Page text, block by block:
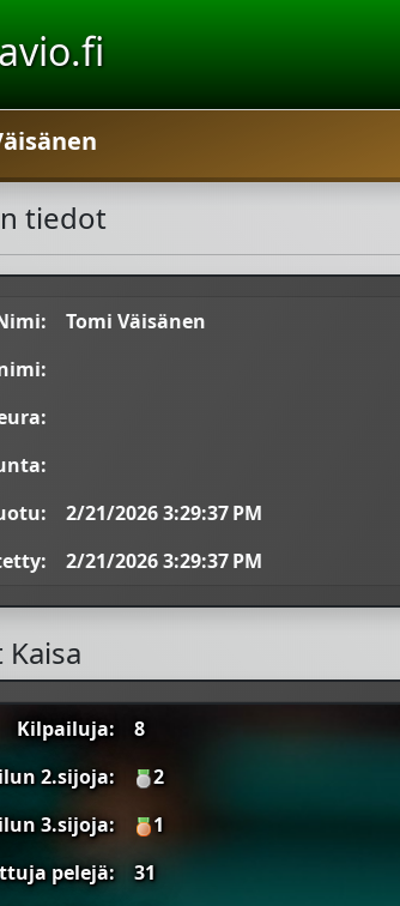
tiedot
Tomi Väisänen
2/21/2026 3:29:37 PM
2/21/2026 3:29:37 PM
Kilpailuja: 8
2.sijoja:
2
3.sijoja:
1
pelejä:
31